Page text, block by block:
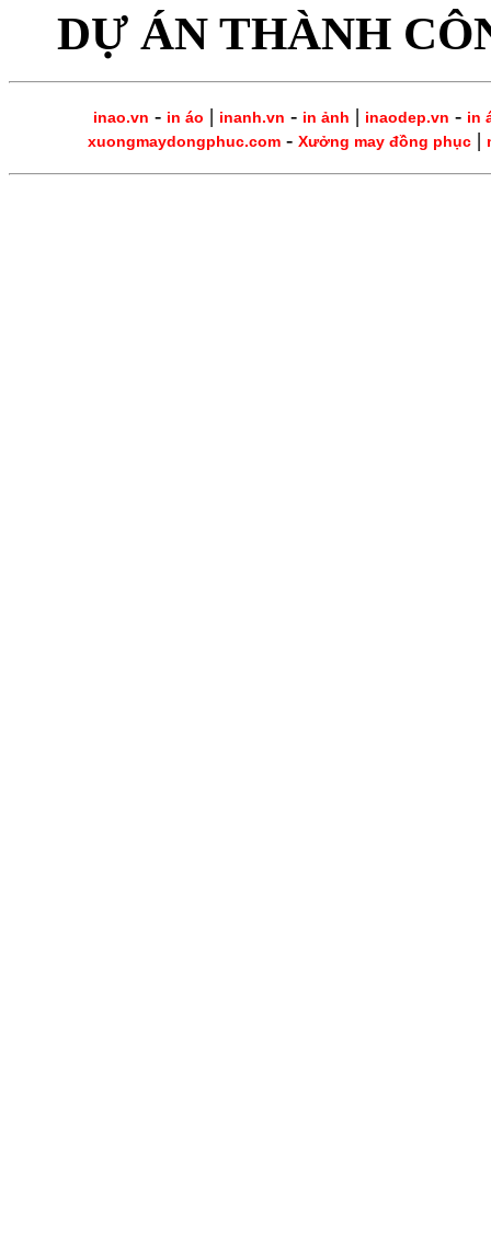
DỰ ÁN THÀNH
inao.vn - in áo | inanh.vn - in ảnh | inaodep.vn - in
xuongmaydongphuc.com- Xưởng may đồng phục|